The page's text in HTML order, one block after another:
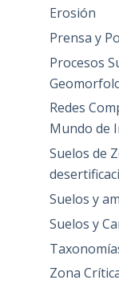
Erosión
Prensa y
Procesos
Redes
Mundo de
Suelos de
Suelos y
Suelos y
Zona